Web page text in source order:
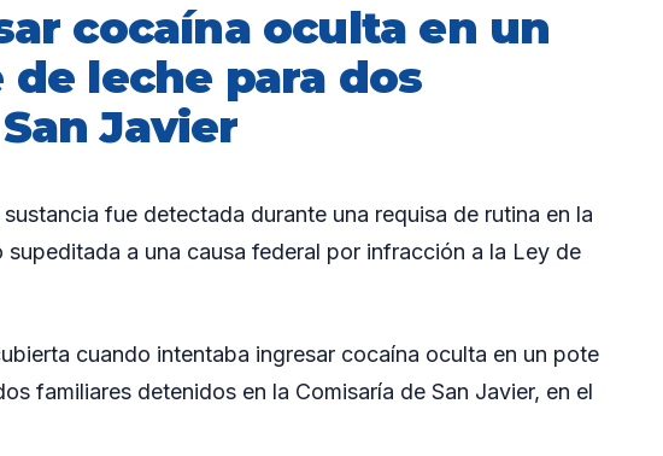
cocaína oculta en un
leche para dos
Javier
fue detectada durante una requisa de rutina en la
a una causa federal por infracción a la Ley de
cuando intentaba ingresar cocaína oculta en un pote
familiares detenidos en la Comisaría de San Javier, en el